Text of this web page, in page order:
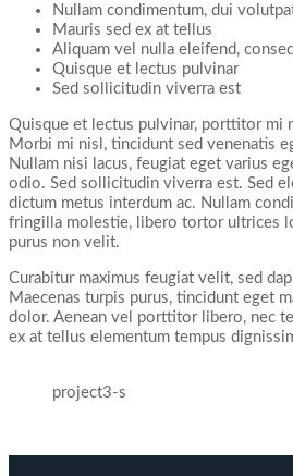
Nullam condimentum, dui
Mauris sed ex at tellus
Aliquam vel nulla eleifend,
Quisque et lectus pulvinar
Sed sollicitudin viverra est
Quisque et lectus pulvinar, porttitor mi
Morbi mi nisl, tincidunt sed venenatis
Nullam nisi lacus, feugiat eget varius
odio. Sed sollicitudin viverra est. Sed
dictum metus interdum ac. Nullam
fringilla molestie, libero tortor ultrices
purus non velit.
Curabitur maximus feugiat velit, sed
Maecenas turpis purus, tincidunt eget
dolor. Aenean vel porttitor libero, nec
ex at tellus elementum tempus
project3-s